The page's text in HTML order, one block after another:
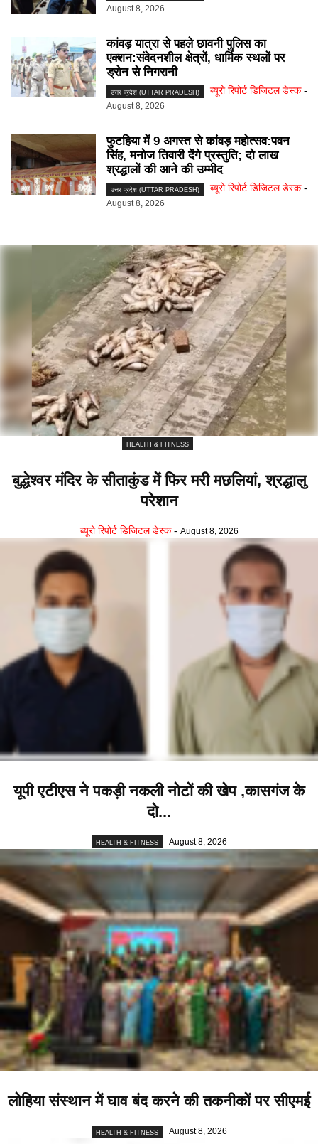
August 8, 2026
कांवड़ यात्रा से पहले छावनी पुलिस का
एक्शन:संवेदनशील क्षेत्रों, धार्मिक स्थलों पर
ड्रोन से निगरानी
उत्तर प्रदेश (UTTAR PRADESH) ब्यूरो रिपोर्ट डिजिटल डेस्क -
August 8, 2026
फुटहिया में 9 अगस्त से कांवड़ महोत्सव:पवन
सिंह, मनोज तिवारी देंगे प्रस्तुति; दो लाख
श्रद्धालों की आने की उम्मीद
उत्तर प्रदेश (UTTAR PRADESH) ब्यूरो रिपोर्ट डिजिटल डेस्क -
August 8, 2026
HEALTH & FITNESS
बुद्धेश्वर मंदिर के सीताकुंड में फिर मरी मछलियां, श्रद्धालु
परेशान
ब्यूरो रिपोर्ट डिजिटल डेस्क - August 8, 2026
यूपी एटीएस ने पकड़ी नकली नोटों की खेप ,कासगंज के
दो...
HEALTH & FITNESS August 8, 2026
लोहिया संस्थान में घाव बंद करने की तकनीकों पर सीएमई
HEALTH & FITNESS August 8, 2026